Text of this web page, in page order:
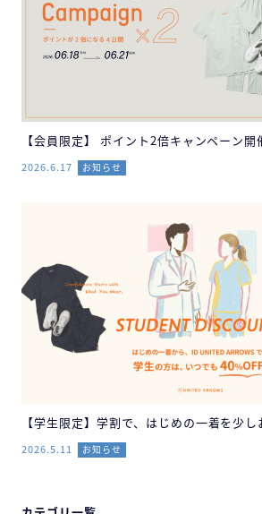
【会員限定】 ポイント2倍キャンペーン開
2026.6.17 お知らせ
【学生限定】学割で、はじめの一着を少し
2026.5.11 お知らせ